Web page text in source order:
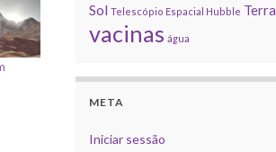
Sol Telescópio Espacial Hubble Terra
vacinas água
META
Iniciar sessão